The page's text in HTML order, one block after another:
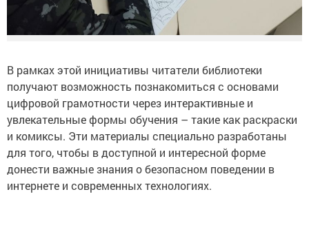
В рамках этой инициативы читатели библиотеки
получают возможность познакомиться с основами
цифровой грамотности через интерактивные и
увлекательные формы обучения – такие как раскраски
и комиксы. Эти материалы специально разработаны
для того, чтобы в доступной и интересной форме
донести важные знания о безопасном поведении в
интернете и современных технологиях.